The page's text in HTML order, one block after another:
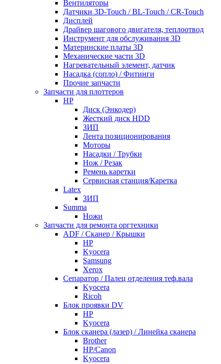
Вентиляторы
Датчики 3D-Touch / BL-Touch / CR-Touch
Дисплей
Драйвер шагового двигателя, теплоотвод
Инструмент для обслуживания 3D
Материнские платы 3D
Механические части 3D
Нагревательный элемент, датчик
Насадка (сопло) / Фитинги
Прочие запчасти
Запчасти для плоттеров
HP
Диск (Энкодер)
Жесткий диск HDD
ЗИП
Лента позиционирования
Моторы
Насадки / Трубки
Нож / Резак
Ремень каретки
Сервисная станция/Каретка
Latex
ЗИП
Summa
Ножи
Запчасти для ремонта оргтехники
ADF / Сканер / Крышки
HP
Kyocera
Samsung
Xerox
Cепаратор / Палец отделения теф.вала
Kyocera
Ricoh
Блок проявки DV
HP
Kyocera
Блок сканера (лазер) / Линейка сканера
Brother
HP/Canon
Kyocera